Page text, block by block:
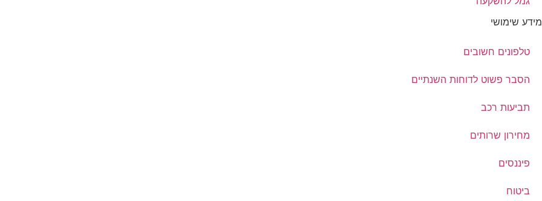
מידע שימושי
טלפונים חשובים
הסבר פשוט לדוחות השנתיים
תביעות רכב
מחירון שרותים
פיננסים
ביטוח